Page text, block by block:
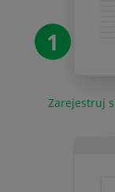
1
Zarejestruj